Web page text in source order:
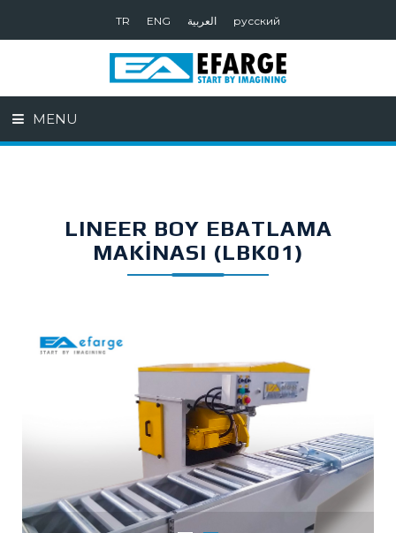
TR ENG العربية русский
MENU
LINEER BOY EBATLAMA
MAKİNASI (LBK01)